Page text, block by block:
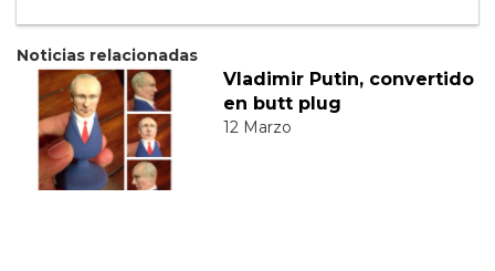
Noticias relacionadas
Vladimir Putin, convertido
en butt plug
12 Marzo